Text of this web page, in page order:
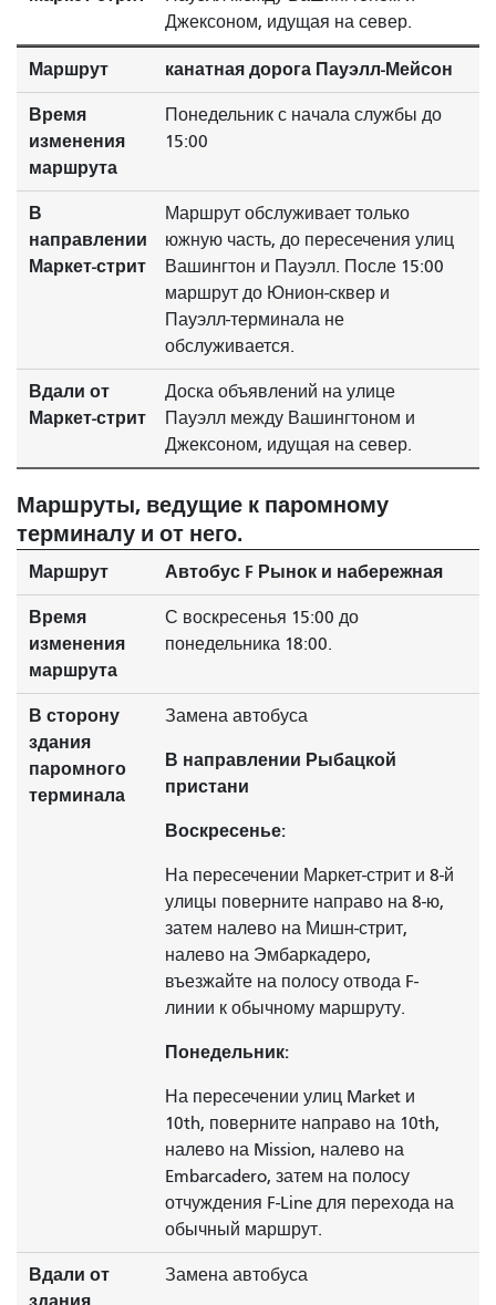
Джексоном, идущая на север.
Маршрут канатная дорога Пауэлл-Мейсон
Время
изменения
маршрута
Понедельник с начала службы до
15:00
В
направлении
Маркет-стрит
Маршрут обслуживает только
южную часть, до пересечения улиц
Вашингтон и Пауэлл. После 15:00
маршрут до Юнион-сквер и
Пауэлл-терминала не
обслуживается.
Вдали от
Маркет-стрит
Доска объявлений на улице
Пауэлл между Вашингтоном и
Джексоном, идущая на север.
Маршруты, ведущие к паромному
терминалу и от него.
Маршрут Автобус F Рынок и набережная
Время
изменения
маршрута
С воскресенья 15:00 до
понедельника 18:00.
В сторону
здания
паромного
терминала
Замена автобуса
В направлении Рыбацкой
пристани
Воскресенье:
На пересечении Маркет-стрит и 8-й
улицы поверните направо на 8-ю,
затем налево на Мишн-стрит,
налево на Эмбаркадеро,
въезжайте на полосу отвода F-
линии к обычному маршруту.
Понедельник:
На пересечении улиц Market и
10th, поверните направо на 10th,
налево на Mission, налево на
Embarcadero, затем на полосу
отчуждения F-Line для перехода на
обычный маршрут.
Вдали от
здания
Замена автобуса